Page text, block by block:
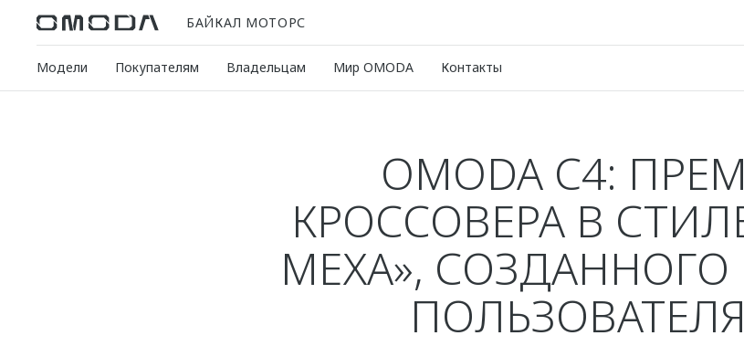
БАЙКАЛ МОТОРС
Модели Покупателям Владельцам Мир OMODA Контакты
OMODA C4:
КРОССОВЕРА В
МЕХА», СОЗДАННОГО